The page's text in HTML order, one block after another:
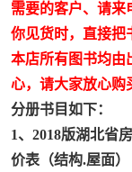
需要的客户、请来
你见货时，直接把
本店所有图书均由
心，请大家放心购
分册书目如下：
1、2018版湖北省
价表（结构.屋面）
信息通信建设
湖北建设工程
煤炭建设工程预
黄金矿山工程预